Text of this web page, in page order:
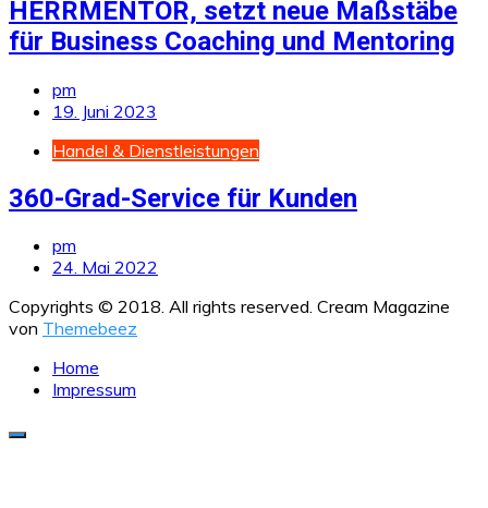
HERRMENTOR, setzt neue Maßstäbe
für Business Coaching und Mentoring
pm
19. Juni 2023
Handel & Dienstleistungen
360-Grad-Service für Kunden
pm
24. Mai 2022
Copyrights © 2018. All rights reserved. Cream Magazine
von Themebeez
Home
Impressum